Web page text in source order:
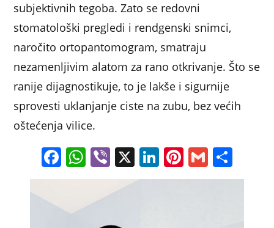
subjektivnih tegoba. Zato se redovni
stomatološki pregledi i rendgenski snimci,
naročito ortopantomogram, smatraju
nezamenljivim alatom za rano otkrivanje. Što se
ranije dijagnostikuje, to je lakše i sigurnije
sprovesti uklanjanje ciste na zubu, bez većih
oštećenja vilice.
F
a
e
W
h
at
Vi
b
er
X Li
n
Pi
nt
G
m h